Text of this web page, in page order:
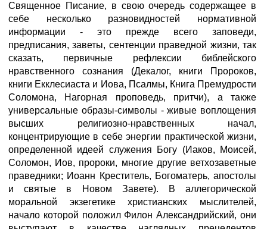
Священное Писание, в свою очередь содержащее в
себе несколько разновидностей нормативной
информации - это прежде всего заповеди,
предписания, заветы, сентенции праведной жизни, так
сказать, первичные рефлексии библейского
нравственного сознания (Декалог, книги Пророков,
книги Екклесиаста и Иова, Псалмы, Книга Премудрости
Соломона, Нагорная проповедь, притчи), а также
универсальные образы-символы - живые воплощения
высших религиозно-нравственных начал,
концентрирующие в себе энергии практической жизни,
определенной идеей служения Богу (Иаков, Моисей,
Соломон, Иов, пророки, многие другие ветхозаветные
праведники; Иоанн Креститель, Богоматерь, апостолы
и святые в Новом Завете). В аллегорической
моральной экзегетике христианских мыслителей,
начало которой положил Филон Александрийский, они